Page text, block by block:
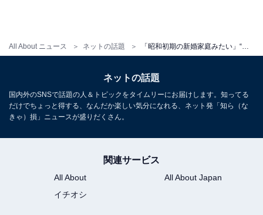
All About ニュース ネットの話題
ネットの話題
国内外のSNSで話題の人＆トピックをタイムリーにお届けします。知ってる
だけでちょっと得する、なんだか楽しい気分になれる、ネット発「知ら（な
きゃ）損」ニュースが盛りだくさん。
関連サービス
All About
All About Japan
イチオシ